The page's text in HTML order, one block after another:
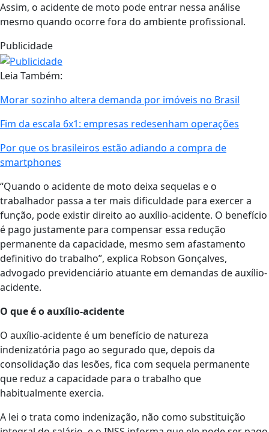
Assim, o acidente de moto pode entrar nessa análise
mesmo quando ocorre fora do ambiente profissional.
Publicidade
Leia Também:
Morar sozinho altera demanda por imóveis no Brasil
Fim da escala 6x1: empresas redesenham operações
Por que os brasileiros estão adiando a compra de
smartphones
“Quando o acidente de moto deixa sequelas e o
trabalhador passa a ter mais dificuldade para exercer a
função, pode existir direito ao auxílio-acidente. O benefício
é pago justamente para compensar essa redução
permanente da capacidade, mesmo sem afastamento
definitivo do trabalho”, explica Robson Gonçalves,
advogado previdenciário atuante em demandas de auxílio-
acidente.
O que é o auxílio-acidente
O auxílio-acidente é um benefício de natureza
indenizatória pago ao segurado que, depois da
consolidação das lesões, fica com sequela permanente
que reduz a capacidade para o trabalho que
habitualmente exercia.
A lei o trata como indenização, não como substituição